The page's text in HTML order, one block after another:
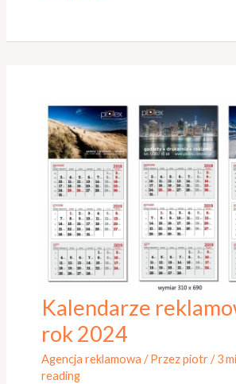
Kalendarze
rok 2024
Agencja reklamowa / Przezpiotr/3
reading
Kalendarze
reklamowe
rok